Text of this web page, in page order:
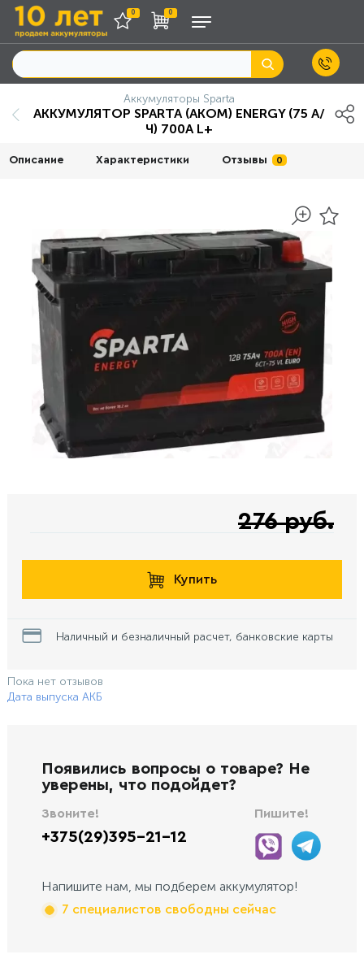
0 0
Аккумуляторы Sparta
АККУМУЛЯТОР SPARTA (АKOM) ENERGY (75 А/
Ч) 700A L+
Описание Характеристики Отзывы 0
276 руб.
Купить
Наличный и безналичный расчет, банковские карты
Пока нет отзывов
Дата выпуска АКБ
Появились вопросы о товаре? Не
уверены, что подойдет?
Звоните!
+375(29)395-21-12
Пишите!
Напишите нам, мы подберем аккумулятор!
7 специалистов свободны сейчас